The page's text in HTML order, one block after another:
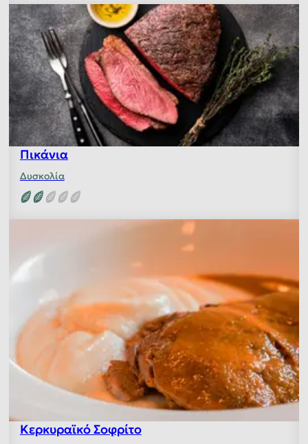
Πικάνια
Δυσκολία
Κερκυραϊκό Σοφρίτο